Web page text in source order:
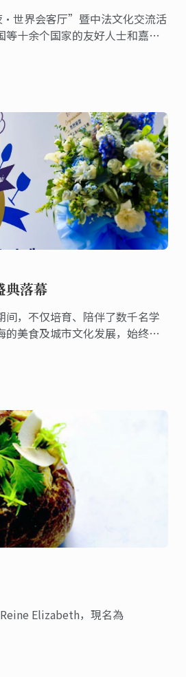
世界会客厅”暨中法文化交流活
等十余个国家的友好人士和嘉宾
沉浸式中式文化之旅。
典落幕
间，不仅培育、陪伴了数千名学
的美食及城市文化发展，始终致
Elizabeth，現名為